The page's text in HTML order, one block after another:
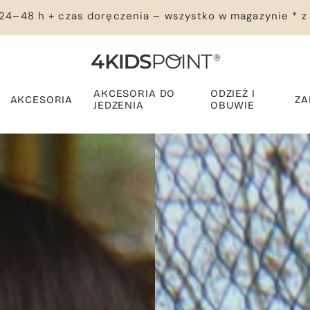
h + czas doręczenia – wszystko w magazynie *
AKCESORIA
AKCESORIA DO
JEDZENIA
ODZIEŻ I
OBUWIE